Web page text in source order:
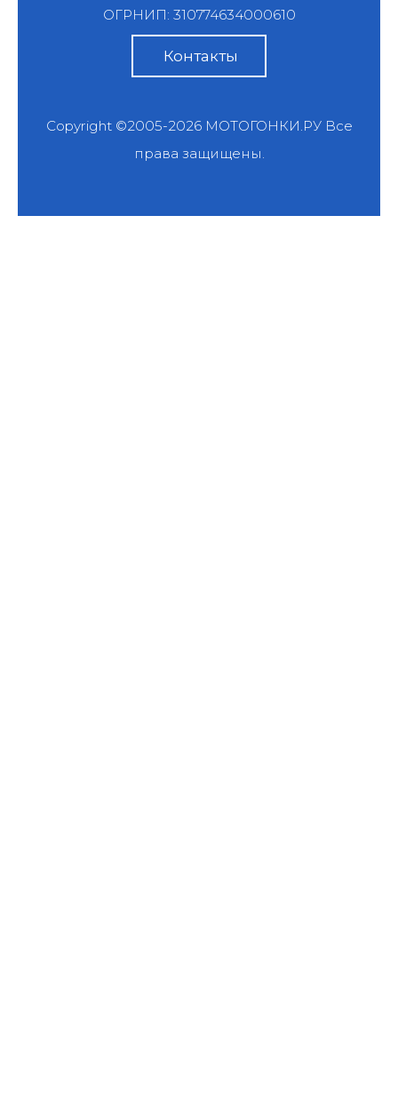
ОГРНИП: 310774634000610
Контакты
Copyright ©2005-2026 МОТОГОНКИ.РУВсе
права защищены.